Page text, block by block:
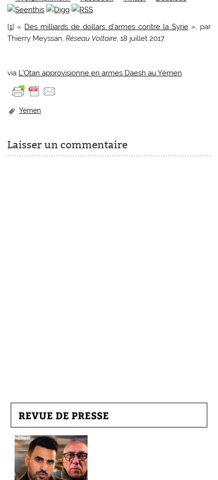
[1] « Des milliards de dollars d’armes contre la Syrie», par
Thierry Meyssan,Réseau Voltaire, 18 juillet 2017.
via L’Otan approvisionne en armes Daesh au Yémen
Yémen
Laisser un commentaire
REVUE DE PRESSE